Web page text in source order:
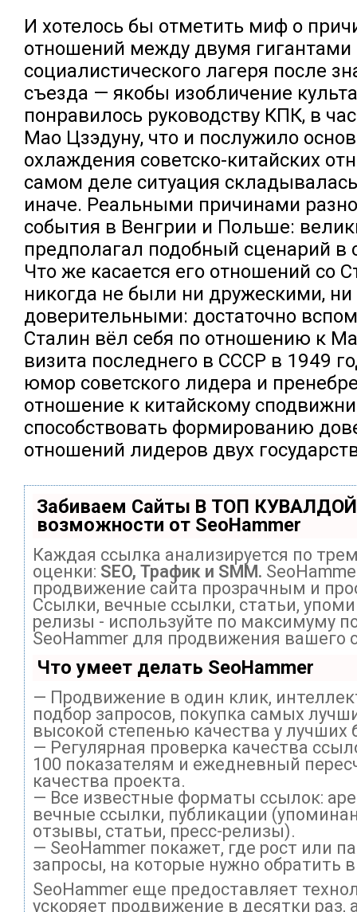
И хотелось бы отметить миф о
отношений между двумя гигантами
социалистического лагеря после
съезда — якобы изобличение
понравилось руководству КПК, в
Мао Цзэдуну, что и послужило
охлаждения советско-китайских
самом деле ситуация
иначе. Реальными причинами
события в Венгрии и Польше:
предполагал подобный сценарий в
Что же касается его отношений со
никогда не были ни дружескими, ни
доверительными: достаточно
Сталин вёл себя по отношению к
визита последнего в СССР в 1949
юмор советского лидера и
отношение к китайскому
способствовать формированию
отношений лидеров двух
Забиваем Сайты В ТОП
возможности от SeoHammer
Каждая ссылка анализируется по
оценки: SEO, Трафик и SMM.
продвижение сайта прозрачным и
Ссылки, вечные ссылки, статьи,
релизы - используйте по максимуму
SeoHammer для продвижения вашего
Что умеет делать SeoHammer
— Продвижение в один клик,
подбор запросов, покупка самых
высокой степенью качества у лучших
— Регулярная проверка качества
100 показателям и ежедневный
качества проекта.
— Все известные форматы ссылок:
вечные ссылки, публикации
отзывы, статьи, пресс-релизы).
— SeoHammer покажет, где рост или
запросы, на которые нужно обратить
SeoHammer еще предоставляет
ускоряет продвижение в десятки раз,